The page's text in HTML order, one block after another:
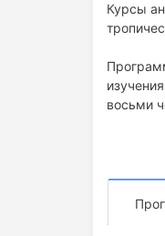
Курсы
восьми